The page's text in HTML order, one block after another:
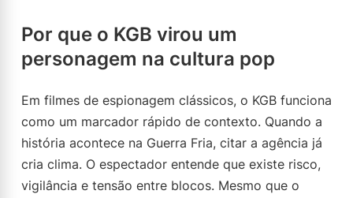
Por que o KGB virou um
personagem na cultura pop
Em filmes de espionagem clássicos, o KGB funciona
como um marcador rápido de contexto. Quando a
história acontece na Guerra Fria, citar a agência já
cria clima. O espectador entende que existe risco,
vigilância e tensão entre blocos. Mesmo que o